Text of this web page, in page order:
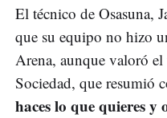
El técnico de Osasuna,
que su equipo no hizo
Arena, aunque valoró
Sociedad, que resumió
haces lo que quieres